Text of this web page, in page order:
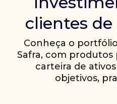
clientes
Conheça o
Safra, com produtos
carteira de
objetivos,